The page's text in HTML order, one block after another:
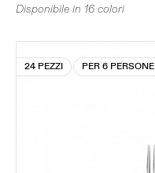
Disponibile in 16 colori
24 PEZZI PER 6 PERSONE